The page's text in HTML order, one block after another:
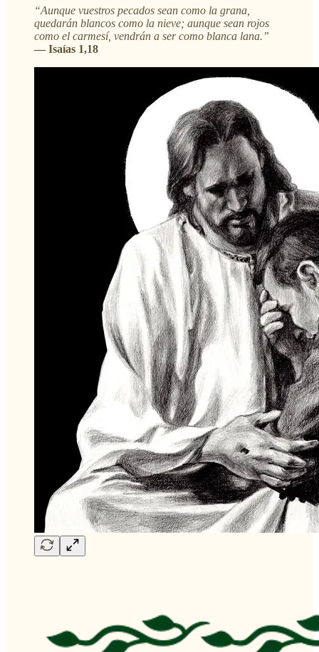
“Aunque vuestros pecados sean como la grana,
quedarán blancos como la nieve; aunque sean rojos
como el carmesí, vendrán a ser como blanca lana.”
— Isaías 1,18